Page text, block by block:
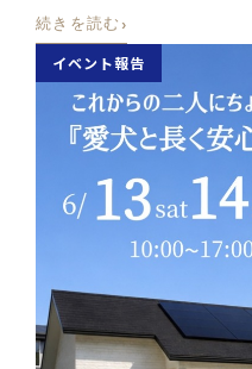
続きを読む ›
イベント報告